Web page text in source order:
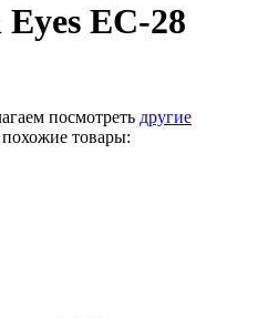
EC-28
посмотреть другие
товары: